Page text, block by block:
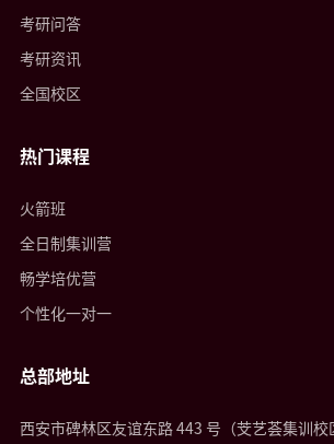
考研问答
考研资讯
全国校区
热门课程
火箭班
全日制集训营
畅学培优营
个性化一对一
总部地址
西安市碑林区友谊东路 443 号（芠艺荟集训校